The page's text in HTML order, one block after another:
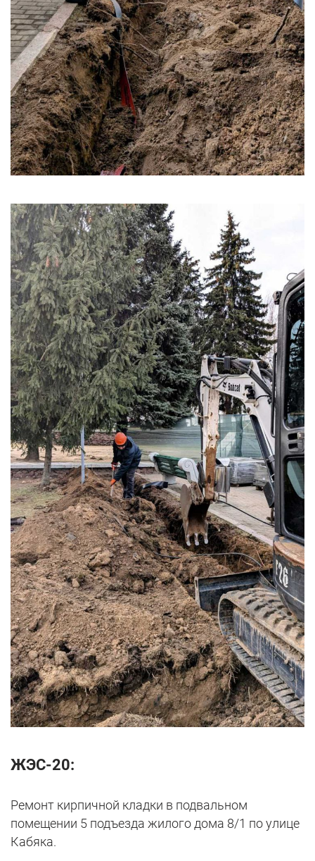
ЖЭС-20:
Ремонт кирпичной кладки в подвальном
помещении 5 подъезда жилого дома 8/1 по улице
Кабяка.